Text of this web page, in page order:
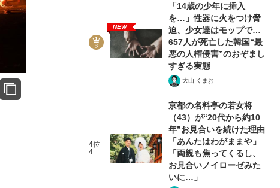
NEW
「14歳の少年に挿入
を…」性器に火をつけ脅
迫、少女達はモップで…
657人が死亡した韓国“最
悪の人権侵害”のおぞまし
すぎる実態
大山 くまお
4位
4
京都の名料亭の若女将
（43）が“20代から約10
年”お見合いを続けた理由
「あんたはわがままや」
「両親も焦ってくるし、
お見合いノイローゼみた
いに…」